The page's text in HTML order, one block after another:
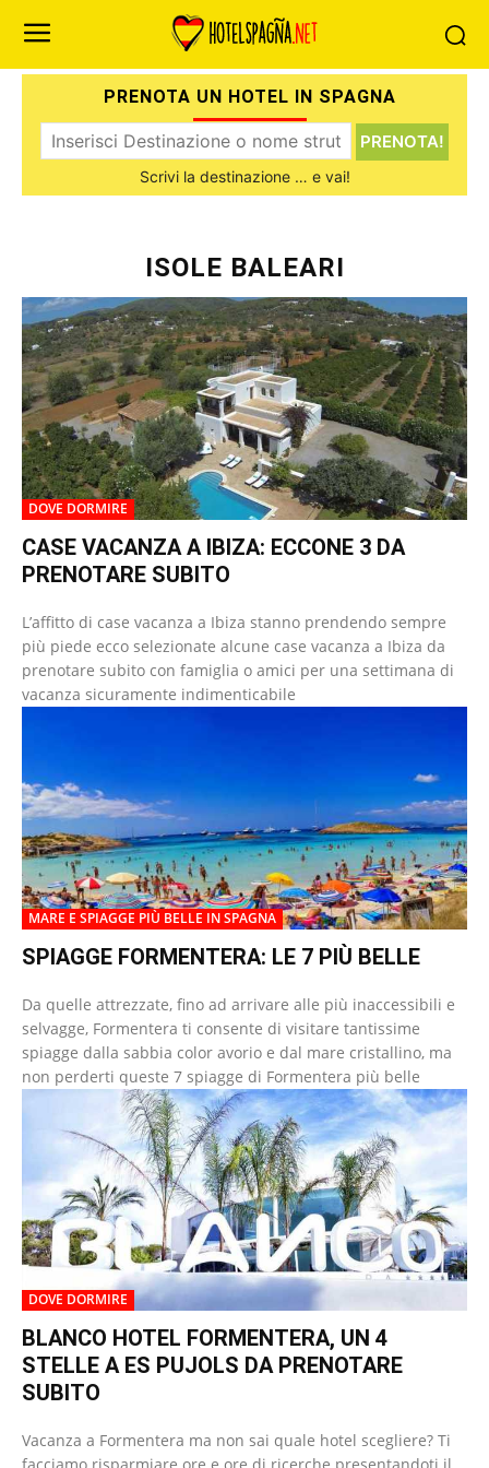
SPAGNA ISOLE BALEARI
PRENOTA UN HOTEL IN SPAGNA
PRENOTA!
Scrivi la destinazione … e vai!
ISOLE BALEARI
DOVE DORMIRE
CASE VACANZA A IBIZA: ECCONE 3 DA
PRENOTARE SUBITO
L’affitto di case vacanza a Ibiza stanno prendendo sempre
più piede ecco selezionate alcune case vacanza a Ibiza da
prenotare subito con famiglia o amici per una settimana di
vacanza sicuramente indimenticabile
MARE E SPIAGGE PIÙ BELLE IN SPAGNA
SPIAGGE FORMENTERA: LE 7 PIÙ BELLE
Da quelle attrezzate, fino ad arrivare alle più inaccessibili e
selvagge, Formentera ti consente di visitare tantissime
spiagge dalla sabbia color avorio e dal mare cristallino, ma
non perderti queste 7 spiagge di Formentera più belle
DOVE DORMIRE
BLANCO HOTEL FORMENTERA, UN 4
STELLE A ES PUJOLS DA PRENOTARE
SUBITO
Vacanza a Formentera ma non sai quale hotel scegliere? Ti